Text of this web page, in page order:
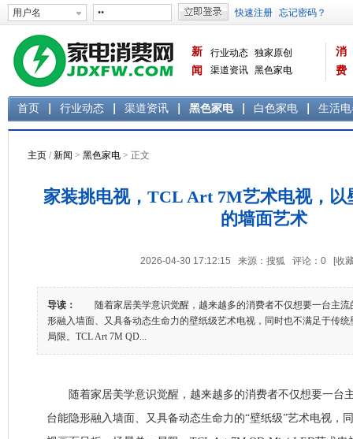
新
闻
行业动态 独家原创
渠道资讯 黑色家电
消
费
首页 行业动态 渠道资讯 黑色家电 白色家电 生活
主页 /新闻 > 黑色家电 > 正文
家装挑电视，TCL Art 7M艺术电视，以
的墙面艺术
2026-04-30 17:12:15 来源：搜狐 评论： 0 [收
导读：
随着家居美学意识觉醒，越来越多的消费者不仅想要一台主流
形融入墙面、又具备动态生命力的壁纸级艺术电视，同时也不满足于传
局限。TCL Art 7M QD...
随着家居美学意识觉醒，越来越多的消费者不仅想要一台
台能隐形融入墙面、又具备动态生命力的“壁纸级”艺术电视，